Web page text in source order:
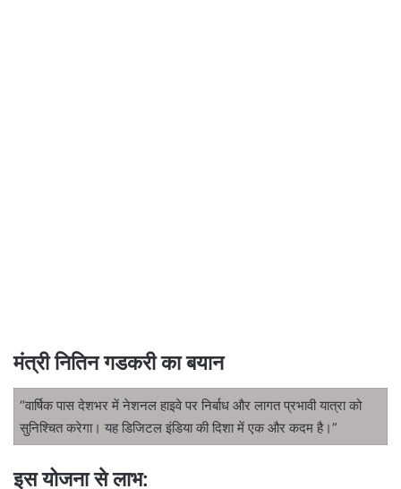
मंत्री नितिन गडकरी का बयान
“वार्षिक पास देशभर में नेशनल हाइवे पर निर्बाध और लागत प्रभावी यात्रा को
सुनिश्चित करेगा। यह डिजिटल इंडिया की दिशा में एक और कदम है।”
इस योजना से लाभ: